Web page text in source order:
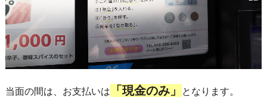
当面の間は、お支払いは 「現金のみ」 となります。